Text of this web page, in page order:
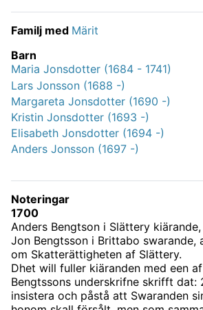
Familj med Märit
Barn
Maria Jonsdotter (1684 - 1741)
Lars Jonsson (1688 -)
Margareta Jonsdotter (1690 -)
Kristin Jonsdotter (1693 -)
Elisabeth Jonsdotter (1694 -)
Anders Jonsson (1697 -)
Noteringar
1700
Anders Bengtson i Slättery
Jon Bengtsson i Brittabo swarande,
om Skatterättigheten af Slättery.
Dhet will fuller kiäranden med een
Bengtssons underskrifne skrifft dat:
insistera och påstå att Swaranden